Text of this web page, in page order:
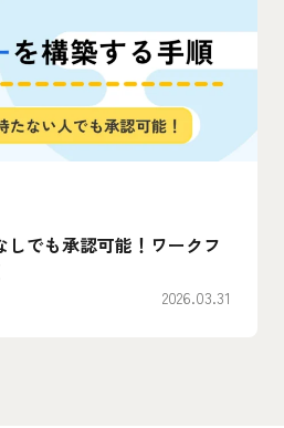
でも承認可能！ワークフ
2026.03.31